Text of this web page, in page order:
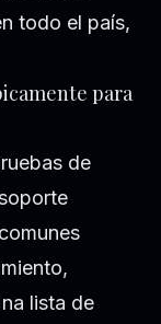
todo el país,
para
de
lista de